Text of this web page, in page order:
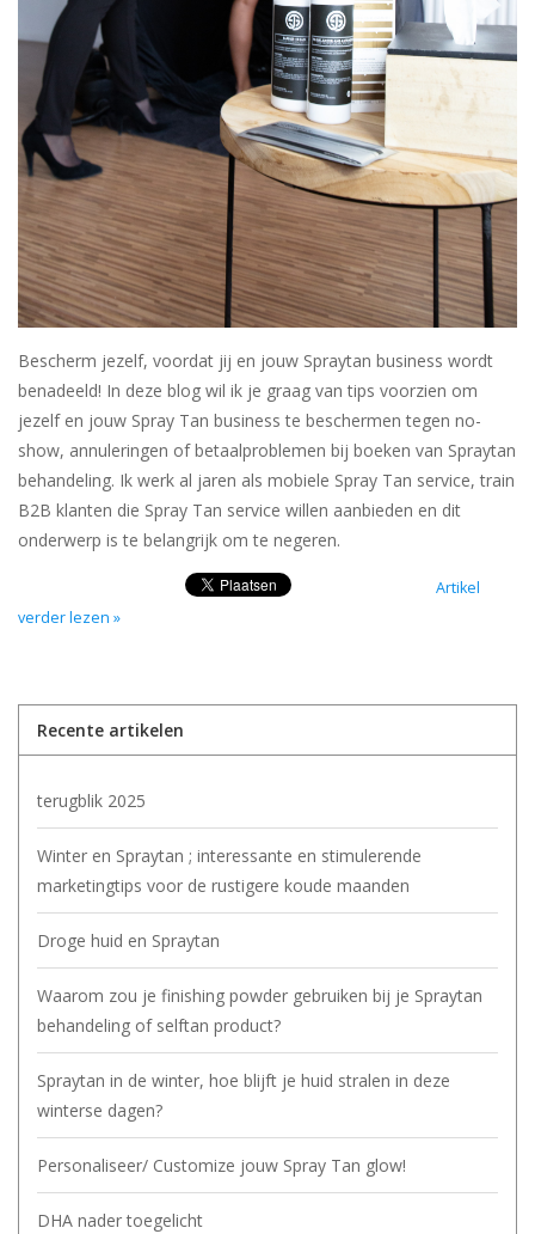
Sjolie
IBZ
Cadeaubonnen
Blog
Merken
Bescherm jezelf, voordat jij en jouw Spraytan business wordt
benadeeld! ⁠In deze blog wil ik je graag van tips voorzien om
jezelf en jouw Spray Tan business te beschermen tegen no-
show, annuleringen of betaalproblemen bij boeken van Spraytan
behandeling. Ik werk al jaren als mobiele Spray Tan service, train
B2B klanten die Spray Tan service willen aanbieden en dit
onderwerp is te belangrijk om te negeren.
Artikel
verder lezen »
Recente artikelen
terugblik 2025
Winter en Spraytan ; interessante en stimulerende
marketingtips voor de rustigere koude maanden
Droge huid en Spraytan
Waarom zou je finishing powder gebruiken bij je Spraytan
behandeling of selftan product?
Spraytan in de winter, hoe blijft je huid stralen in deze
winterse dagen?
Personaliseer/ Customize jouw Spray Tan glow!
DHA nader toegelicht